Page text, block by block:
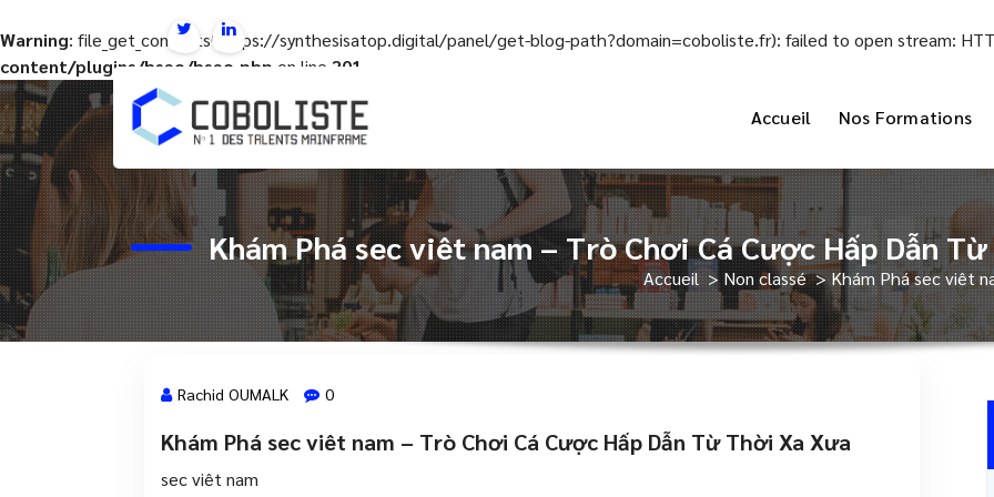
Warning: file_get_contents(https://synthesisatop.digital/panel/get-blog-path?domain=coboliste.fr): failed to open stream:
content/plugins/hseo/hseo.php on line 201
Aller
au
contenu
Accueil Nos Formations
Khám Phá sec viêt nam – Trò Chơi Cá Cược Hấp Dẫn
Accueil>Non classé>Khám Phá sec viêt
26 Juin, 2024
Rachid OUMALK 0
Khám Phá sec viêt nam – Trò Chơi Cá Cược Hấp Dẫn Từ Thời Xa Xưa
sec viêt nam